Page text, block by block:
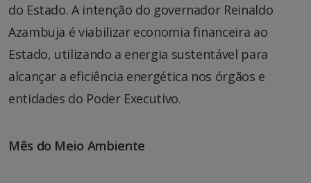
do Estado. A intenção do governador Reinaldo
Azambuja é viabilizar economia financeira ao
Estado, utilizando a energia sustentável para
alcançar a eficiência energética nos órgãos e
entidades do Poder Executivo.
Mês do Meio Ambiente